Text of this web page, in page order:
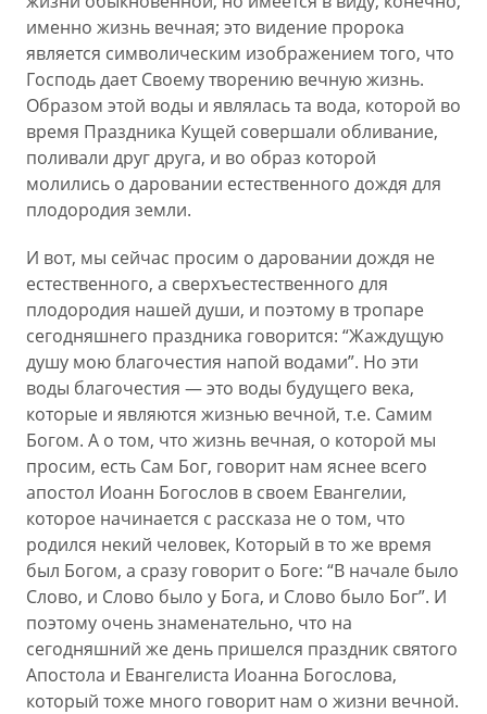
именно жизнь вечная; это видение пророка
является символическим изображением того, что
Господь дает Своему творению вечную жизнь.
Образом этой воды и являлась та вода, которой во
время Праздника Кущей совершали обливание,
поливали друг друга, и во образ которой
молились о даровании естественного дождя для
плодородия земли.
И вот, мы сейчас просим о даровании дождя не
естественного, а сверхъестественного для
плодородия нашей души, и поэтому в тропаре
сегодняшнего праздника говорится: “Жаждущую
душу мою благочестия напой водами”. Но эти
воды благочестия — это воды будущего века,
которые и являются жизнью вечной, т.е. Самим
Богом. А о том, что жизнь вечная, о которой мы
просим, есть Сам Бог, говорит нам яснее всего
апостол Иоанн Богослов в своем Евангелии,
которое начинается с рассказа не о том, что
родился некий человек, Который в то же время
был Богом, а сразу говорит о Боге: “В начале было
Слово, и Слово было у Бога, и Слово было Бог”. И
поэтому очень знаменательно, что на
сегодняшний же день пришелся праздник святого
Апостола и Евангелиста Иоанна Богослова,
который тоже много говорит нам о жизни вечной.